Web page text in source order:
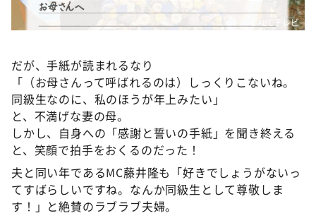
©ABCテレビ
だが、手紙が読まれるなり
「（お母さんって呼ばれるのは）しっくりこないね。
同級生なのに、私のほうが年上みたい」
と、不満げな妻の母。
しかし、自身への「感謝と誓いの手紙」を聞き終える
と、笑顔で拍手をおくるのだった！
夫と同い年であるMC藤井隆も「好きでしょうがないっ
てすばらしいですね。なんか同級生として尊敬しま
す！」と絶賛のラブラブ夫婦。